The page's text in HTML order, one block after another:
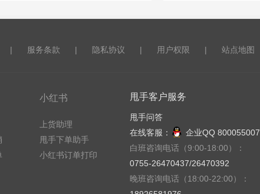
| 服务条款 | 隐私协议 | 用户权限 | 站点地图
小红书
上货助理
甩手下单助手
小红书订单打印
甩手客户服务
甩手问答
在线客服：
企业QQ 800055007
白班咨询电话（9:00-18:00）：
0755-26470437/26470392
晚班咨询电话（18:00-22:00）：